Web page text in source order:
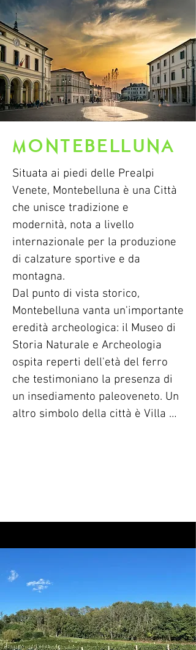
specie sul Cansiglio, non a caso
conosciuto come il "bosco della
Serenissima", si procurava il
legname necessario per la
costruzione della potente flotta
che per secoli ha dominato il
Mediterraneo. In tempi più
Grappa, il Montello e le rive del
eroiche vicende della Grande
Guerra, il tragico conflitto
conclusosi con la battaglia finale
di Vittorio Veneto. A ricordo di
quei drammatici eventi restano
oggi i sacrari militari del Grappa,
del Montello e di Fagarè, assieme
ad altri monumenti
commemorativi.
Montebelluna
Situata ai piedi delle Prealpi
Venete, Montebelluna è una Città
che unisce tradizione e
modernità, nota a livello
internazionale per la produzione
di calzature sportive e da
montagna.
Dal punto di vista storico,
Montebelluna vanta un'importante
eredità archeologica: il Museo di
Storia Naturale e Archeologia
ospita reperti dell'età del ferro
che testimoniano la presenza di
un insediamento paleoveneto. Un
altro simbolo della città è Villa
temporanee ed eventi culturali.